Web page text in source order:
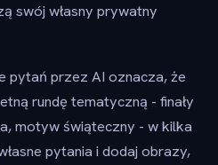
swój własny prywatny
pytań przez AI oznacza, że
rundę tematyczną - finały
motyw świąteczny - w kilka
pytania i dodaj obrazy,